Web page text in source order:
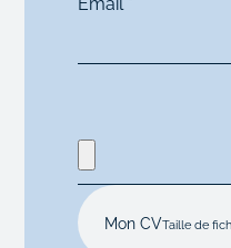
Mon CVTaille de